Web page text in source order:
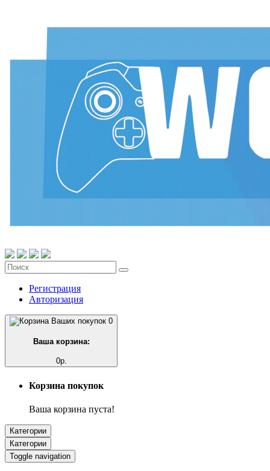
Регистрация
Авторизация
0
Ваша корзина:
0р.
Корзина покупок
Ваша корзина пуста!
Категории
Категории
Toggle navigation